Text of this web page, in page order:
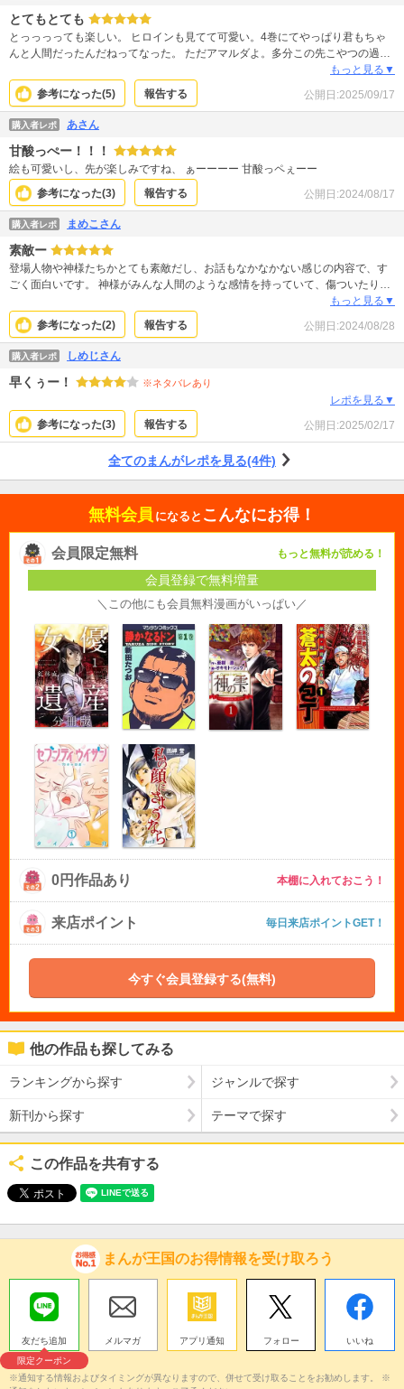
とてもとても
とっっっっても楽しい。 ヒロインも見てて可愛い。4巻にてやっぱり君もちゃ
んと人間だったんだねってなった。 ただアマルダよ。多分この先こやつの過去
だのなんだのあるのだと思うけど、とりあえず一言。 youの存在が読者(主に私)
のイライラストレス値爆上げしてんねん！！！(机ﾊﾞｧﾝ) えーん。こやつに救い
などなくていいから、ギッタンギッタンのボッコンボッコンにしてギャフンさ
せたうえでエレノアたんたちを幸せにして…。切実に…。
もっと見る▼
参考になった(5) 報告する 公開日:2025/09/17
購入者レポ あさん
甘酸っぺー！！！
絵も可愛いし、先が楽しみですね、 ぁーーーー 甘酸っペぇーー
参考になった(3) 報告する 公開日:2024/08/17
購入者レポ まめこさん
素敵ー
登場人物や神様たちかとても素敵だし、お話もなかなかない感じの内容で、す
ごく面白いです。 神様がみんな人間のような感情を持っていて、傷ついたり喜
す。
もっと見る▼
参考になった(2) 報告する 公開日:2024/08/28
購入者レポ しめじさん
早くぅー！ ※ネタバレあり
レポを見る▼
参考になった(3) 報告する 公開日:2025/02/17
全てのまんがレポを見る(4件)
無料会員 になると こんなにお得！
会員限定無料 もっと無料が読める！
会員登録で無料増量
＼この他にも会員無料漫画がいっぱい／
0円作品あり 本棚に入れておこう！
来店ポイント 毎日来店ポイントGET！
今すぐ会員登録する(無料)
他の作品も探してみる
ランキングから探す ジャンルで探す
新刊から探す テーマで探す
この作品を共有する
まんが王国のお得情報を受け取ろう
友だち追加
限定クーポン
メルマガ アプリ通知 フォロー いいね
※通知する情報およびタイミングが異なりますので、併せて受け取ることをお勧めします。 ※